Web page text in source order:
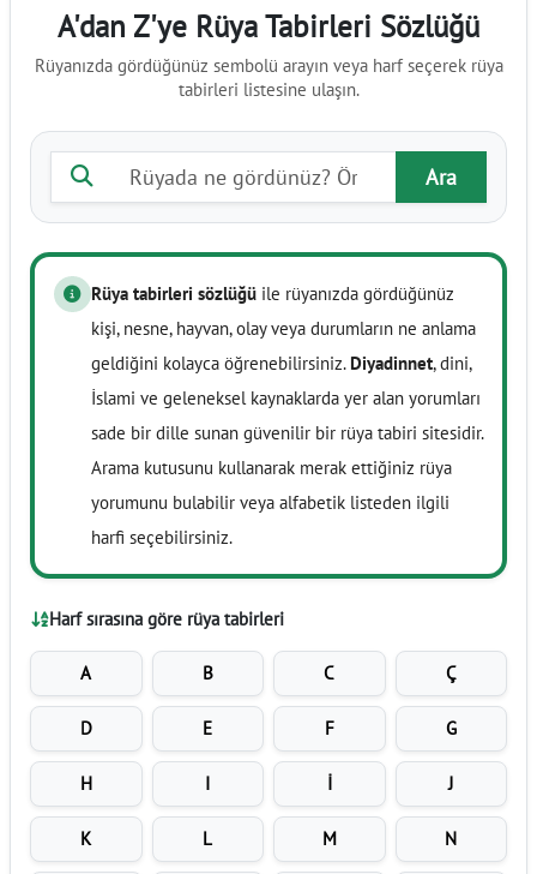
A'dan Z'ye Rüya Tabirleri Sözlüğü
Rüyanızda gördüğünüz sembolü arayın veya harf seçerek rüya
tabirleri listesine ulaşın.
Rüya tabiri ara
Ara
Rüya tabirleri sözlüğü ile rüyanızda gördüğünüz
kişi, nesne, hayvan, olay veya durumların ne anlama
geldiğini kolayca öğrenebilirsiniz. Diyadinnet, dini,
İslami ve geleneksel kaynaklarda yer alan yorumları
sade bir dille sunan güvenilir bir rüya tabiri sitesidir.
Arama kutusunu kullanarak merak ettiğiniz rüya
yorumunu bulabilir veya alfabetik listeden ilgili
harfi seçebilirsiniz.
Harf sırasına göre rüya tabirleri
A B C Ç
D E F G
H I İ J
K L M N